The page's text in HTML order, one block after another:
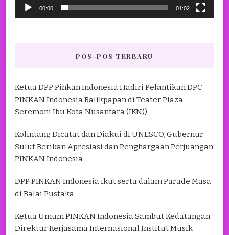
00:00 01:02
POS-POS TERBARU
Ketua DPP Pinkan Indonesia Hadiri Pelantikan DPC
PINKAN Indonesia Balikpapan di Teater Plaza
Seremoni Ibu Kota Nusantara (IKN))
Kolintang Dicatat dan Diakui di UNESCO, Gubernur
Sulut Berikan Apresiasi dan Penghargaan Perjuangan
PINKAN Indonesia
DPP PINKAN Indonesia ikut serta dalam Parade Masa
di Balai Pustaka
Ketua Umum PINKAN Indonesia Sambut Kedatangan
Direktur Kerjasama Internasional Institut Musik